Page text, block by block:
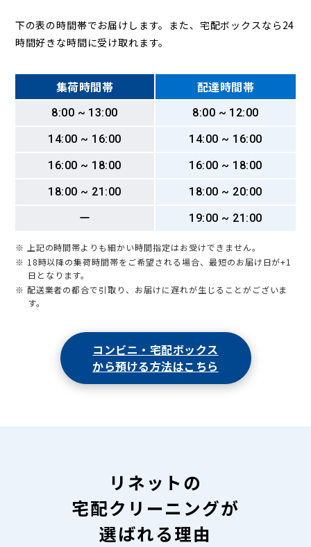
下の表の時間帯でお届けします。また、宅配ボックスなら24
時間好きな時間に受け取れます。
集荷時間帯 配達時間帯
8:00 ~ 13:00
8:00 ~ 12:00
14:00 ~ 16:00
14:00 ~ 16:00
16:00 ~ 18:00
16:00 ~ 18:00
18:00 ~ 21:00
18:00 ~ 20:00
ー
19:00 ~ 21:00
※ 上記の時間帯よりも細かい時間指定はお受けできません。
※ 18時以降の集荷時間帯をご希望される場合、最短のお届け日が+1
日となります。
※ 配送業者の都合で引取り、お届けに遅れが生じることがございま
す。
コンビニ・宅配ボックス
から預ける方法はこちら
リネットの
宅配クリーニングが
選ばれる理由